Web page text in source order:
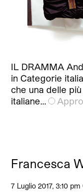
IL DRAMMA
in Categorie
che una delle
italiane…
Francesca
7 Luglio 2017, 3:10 pm